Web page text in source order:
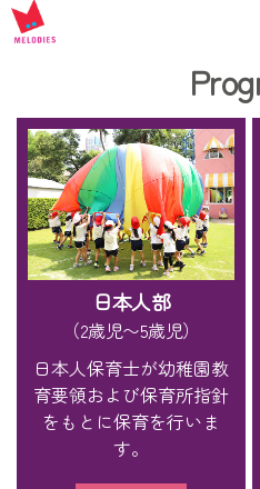
日本人部
（2歳児〜5歳児）
日本人保育士が幼稚園教
育要領および保育所指針
をもとに保育を行いま
す。